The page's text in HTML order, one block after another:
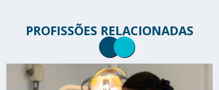
PROFISSÕES RELACIONADAS